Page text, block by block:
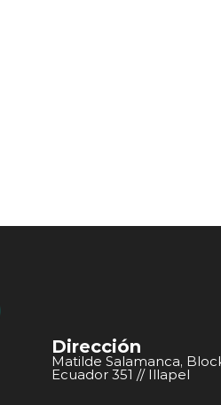
Dirección
Matilde Salamanca,
Ecuador 351 // Illapel